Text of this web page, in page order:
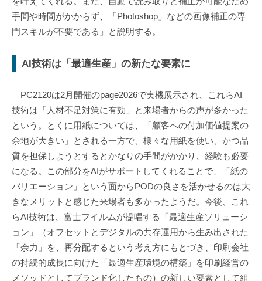
手間や時間がかからず、「Photoshop」などの画像補正の専
門スキルが不要である」と説明する。
AI技術は「最適生産」の新たな要素に
PC2120は2月開催のpage2026で実機展示され、これらAI
技術は「人材不足対策に有効」と来場者からの声が多かった
という。とくに用紙については、「顧客への付加価値提案の
余地が大きい」とされる一方で、様々な用紙を使い、かつ品
質を担保しようとするとかなりの手間がかかり、経験も必要
になる。この部分をAIがサポートしてくれることで、「紙の
バリエーション」という面からPODの良さを活かせるのは大
きなメリットと感じた来場者も多かったようだ。今後、これ
らAI技術は、富士フイルムが提唱する「最適生産ソリューシ
ョン」（オフセットとデジタルの共存運用から生み出された
「余力」を、再分配するという考え方にもとづき、印刷会社
の持続的成長に向けた「最適生産環境の構築」を印刷経営の
メソッドとしてブランド化したもの）の新しい要素として組